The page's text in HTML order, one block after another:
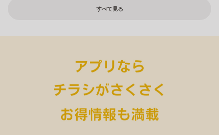
すべて見る